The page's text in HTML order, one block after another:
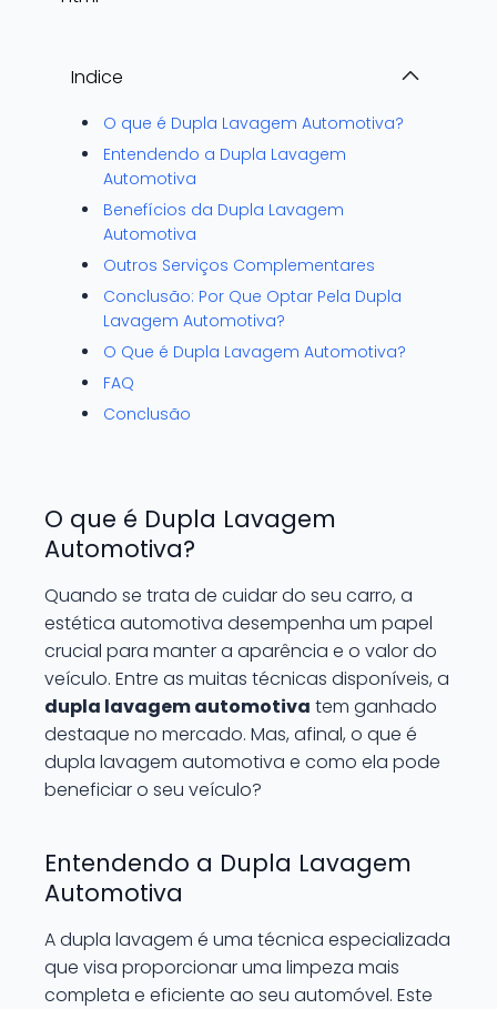
Indice
O que é Dupla Lavagem Automotiva?
Entendendo a Dupla Lavagem
Automotiva
Benefícios da Dupla Lavagem
Automotiva
Outros Serviços Complementares
Conclusão: Por Que Optar Pela Dupla
Lavagem Automotiva?
O Que é Dupla Lavagem Automotiva?
FAQ
Conclusão
O que é Dupla Lavagem
Automotiva?
Quando se trata de cuidar do seu carro, a
estética automotiva desempenha um papel
crucial para manter a aparência e o valor do
veículo. Entre as muitas técnicas disponíveis, a
dupla lavagem automotiva tem ganhado
destaque no mercado. Mas, afinal, o que é
dupla lavagem automotiva e como ela pode
beneficiar o seu veículo?
Entendendo a Dupla Lavagem
Automotiva
A dupla lavagem é uma técnica especializada
que visa proporcionar uma limpeza mais
completa e eficiente ao seu automóvel. Este